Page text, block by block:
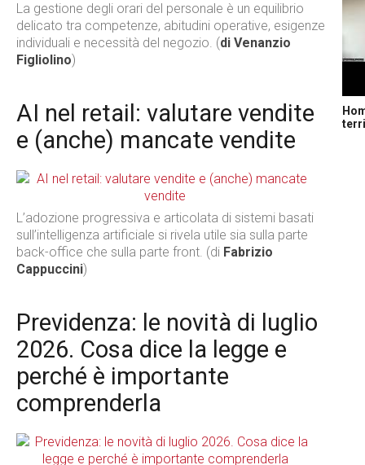
La gestione degli orari del personale è un equilibrio
delicato tra competenze, abitudini operative, esigenze
individuali e necessità del negozio. (di Venanzio
Figliolino)
AI nel retail: valutare vendite
e (anche) mancate vendite
L’adozione progressiva e articolata di sistemi basati
sull’intelligenza artificiale si rivela utile sia sulla parte
back-office che sulla parte front. (di Fabrizio
Cappuccini)
Previdenza: le novità di luglio
2026. Cosa dice la legge e
perché è importante
comprenderla